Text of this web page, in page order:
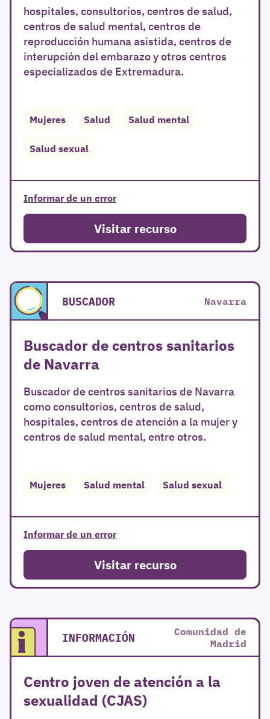
hospitales, consultorios, centros de salud,
centros de salud mental, centros de
reproducción humana asistida, centros de
interupción del embarazo y otros centros
especializados de Extremadura.
Mujeres Salud Salud mental
Salud sexual
Informar de un error
Visitar recurso
BUSCADOR Navarra
Buscador de centros sanitarios
de Navarra
Buscador de centros sanitarios de Navarra
como consultorios, centros de salud,
hospitales, centros de atención a la mujer y
centros de salud mental, entre otros.
Mujeres Salud mental Salud sexual
Informar de un error
Visitar recurso
INFORMACIÓN
Comunidad de
Madrid
Centro joven de atención a la
sexualidad (CJAS)